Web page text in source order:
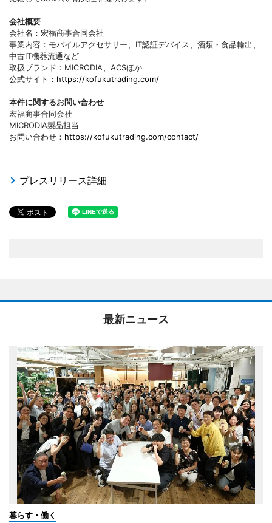
会社概要
会社名：宏福商事合同会社
事業内容：モバイルアクセサリー、IT認証デバイス、酒類・食品輸出、
中古IT機器流通など
取扱ブランド：MICRODIA、ACSほか
公式サイト： https://kofukutrading.com/
本件に関するお問い合わせ
宏福商事合同会社
MICRODIA製品担当
お問い合わせ： https://kofukutrading.com/contact/
プレスリリース詳細
最新ニュース
暮らす・働く